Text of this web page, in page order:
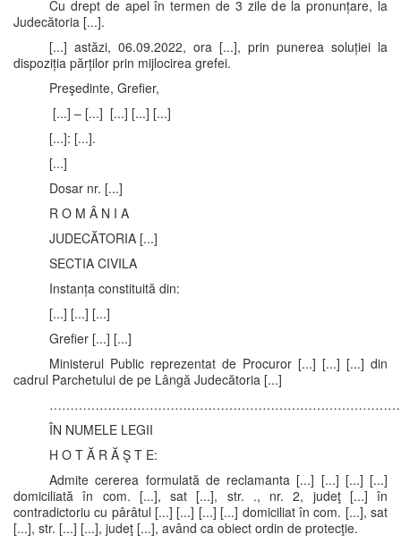
Cu drept de apel în termen de 3 zile de la pronunțare, la
Judecătoria [...].
[...] astăzi, 06.09.2022, ora [...], prin punerea soluției la
dispoziția părților prin mijlocirea grefei.
Preşedinte, Grefier,
[...] – [...] [...] [...] [...]
[...]: [...].
[...]
Dosar nr. [...]
R O M Â N I A
JUDECĂTORIA [...]
SECTIA CIVILA
Instanța constituită din:
[...] [...] [...]
Grefier [...] [...]
Ministerul Public reprezentat de Procuror [...] [...] [...] din
cadrul Parchetului de pe Lângă Judecătoria [...]
ÎN NUMELE LEGII
H O T Ă R Ă Ş T E:
Admite cererea formulată de reclamanta [...] [...] [...] [...]
domiciliată în com. [...], sat [...], str. ., nr. 2, judeţ [...] în
contradictoriu cu pârâtul [...] [...] [...] [...] domiciliat în com. [...], sat
[...], str. [...] [...], judeţ [...], având ca obiect ordin de protecţie.